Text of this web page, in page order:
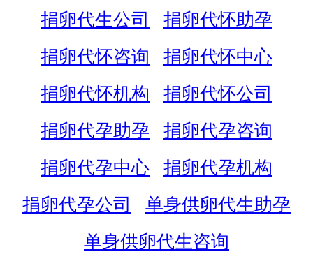
捐卵代生公司
捐卵代怀助孕
捐卵代怀咨询
捐卵代怀中心
捐卵代怀机构
捐卵代怀公司
捐卵代孕助孕
捐卵代孕咨询
捐卵代孕中心
捐卵代孕机构
捐卵代孕公司
单身供卵代生助孕
单身供卵代生咨询